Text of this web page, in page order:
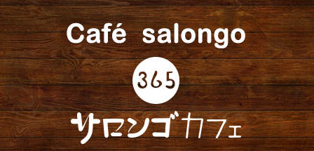
人形町の『365(サロンゴ)カフ
ェ』よりお知らせ
人形町の音楽カフェ『365カフェ』より
最新情報をお届けします。